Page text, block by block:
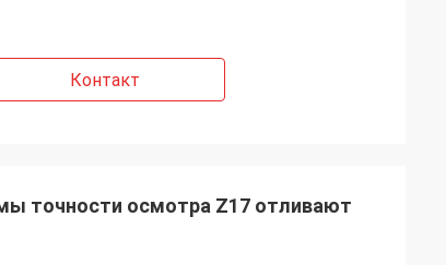
Контакт
точности осмотра Z17 отливают